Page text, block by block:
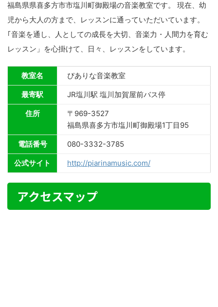
福島県県喜多方市市塩川町御殿場の音楽教室です。 現在、幼
児から大人の方まで、レッスンに通っていただいています。
｢音楽を通し、人としての成長を大切、音楽力・人間力を育む
レッスン」を心掛けて、日々、レッスンをしています。
教室名 ぴありな音楽教室
最寄駅 JR塩川駅 塩川加賀屋前バス停
住所
〒969-3527
福島県喜多方市塩川町御殿場1丁目95
電話番号 080-3332-3785
公式サイト http://piarinamusic.com/
アクセスマップ